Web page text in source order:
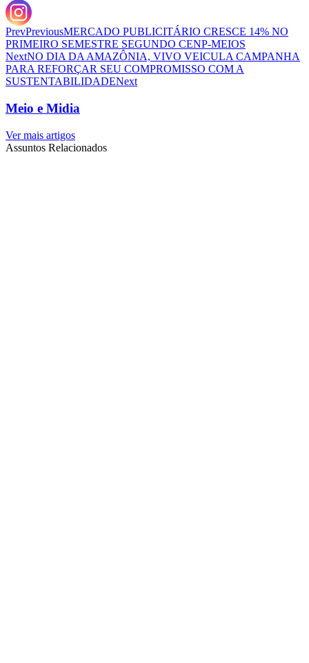
PrevPreviousMERCADO PUBLICITÁRIO CRESCE 14% NO
PRIMEIRO SEMESTRE SEGUNDO CENP-MEIOS
NextNO DIA DA AMAZÔNIA, VIVO VEICULA CAMPANHA
PARA REFORÇAR SEU COMPROMISSO COM A
SUSTENTABILIDADENext
Meio e Midia
Ver mais artigos
Assuntos Relacionados